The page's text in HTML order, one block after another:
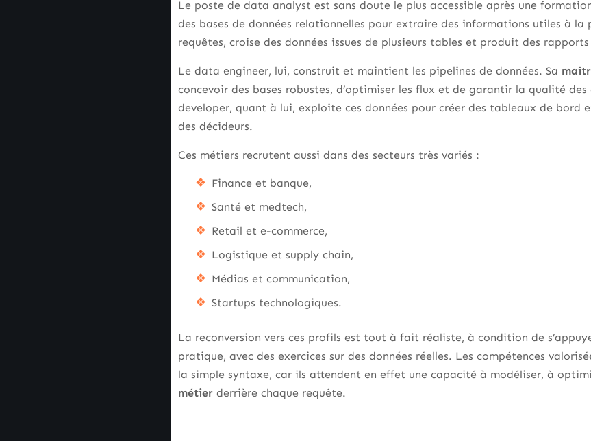
Le poste de data analyst est sans doute le plus accessible après une
des bases de données relationnelles pour extraire des informations utiles à la
requêtes, croise des données issues de plusieurs tables et produit des
Le data engineer, lui, construit et maintient les pipelines de données. Sa
concevoir des bases robustes, d’optimiser les flux et de garantir la qualité
developer, quant à lui, exploite ces données pour créer des tableaux de bord
des décideurs.
Ces métiers recrutent aussi dans des secteurs très variés :
Finance et banque,
Santé et medtech,
Retail et e-commerce,
Logistique et supply chain,
Médias et communication,
Startups technologiques.
La reconversion vers ces profils est tout à fait réaliste, à condition de
pratique, avec des exercices sur des données réelles. Les compétences
la simple syntaxe, car ils attendent en effet une capacité à modéliser, à
métier derrière chaque requête.